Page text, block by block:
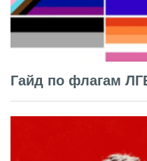
Гайд по флагам